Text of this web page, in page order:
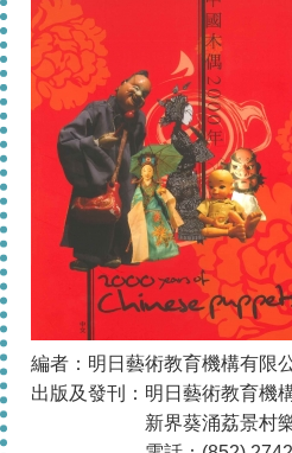
編者：明日藝術教育機構有限
出版及發刊：明日藝術教育機
新界葵涌荔景村樂景